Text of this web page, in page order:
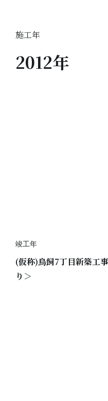
施工年
2012年
竣工年
(仮称)鳥飼7丁目新築工
り＞